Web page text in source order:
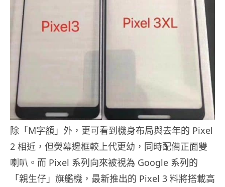
除「M字額」外，更可看到機身布局與去年的 Pixel
2 相近，但熒幕邊框較上代更幼，同時配備正面雙
喇叭。而 Pixel 系列向來被視為 Google 系列的
「親生仔」旗艦機，最新推出的 Pixel 3 料將搭載高